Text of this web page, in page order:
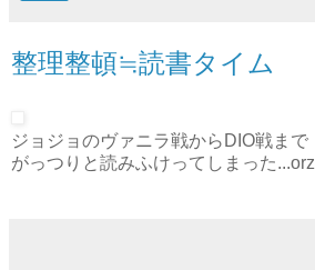
整理整頓≒読書タイム
ジョジョのヴァニラ戦からDIO戦まで
がっつりと読みふけってしまった...orz